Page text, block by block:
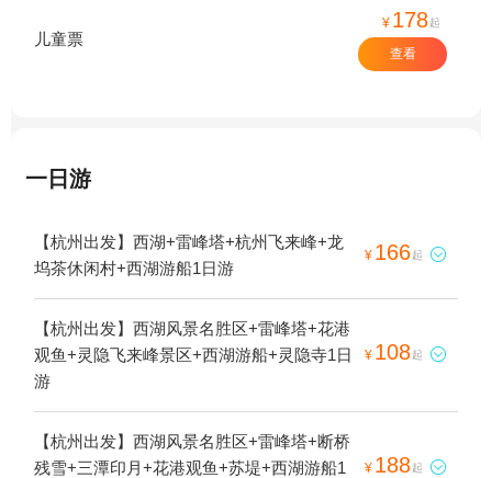
儿童票
¥ 178起
查看
一日游
【杭州出发】西湖+雷峰塔+杭州飞来峰+龙
坞茶休闲村+西湖游船1日游
¥ 166起 
【杭州出发】西湖风景名胜区+雷峰塔+花港
观鱼+灵隐飞来峰景区+西湖游船+灵隐寺1日
游
¥ 108起 
【杭州出发】西湖风景名胜区+雷峰塔+断桥
残雪+三潭印月+花港观鱼+苏堤+西湖游船1
¥ 188起 